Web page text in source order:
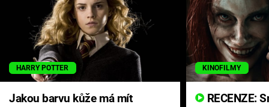
HARRY POTTER
Jakou barvu kůže má mít
KINOFILMY